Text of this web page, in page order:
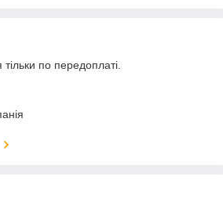
по передоплаті.